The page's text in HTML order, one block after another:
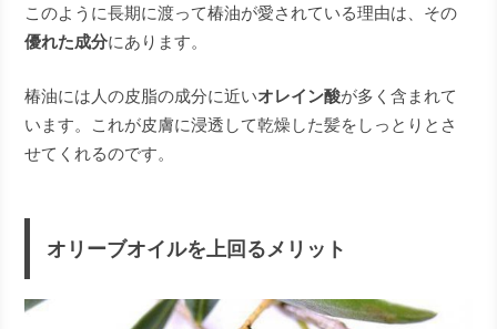
このように長期に渡って椿油が愛されている理由は、その
優れた成分にあります。
椿油には人の皮脂の成分に近いオレイン酸が多く含まれて
います。これが皮膚に浸透して乾燥した髪をしっとりとさ
せてくれるのです。
オリーブオイルを上回るメリット